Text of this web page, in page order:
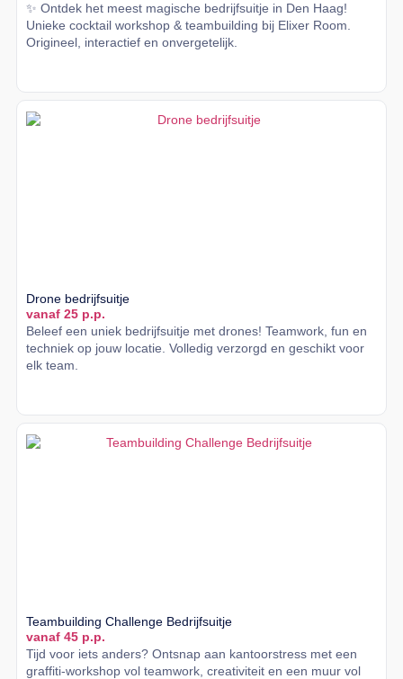
✨ Ontdek het meest magische bedrijfsuitje in Den Haag!
Unieke cocktail workshop & teambuilding bij Elixer Room.
Origineel, interactief en onvergetelijk.
Drone bedrijfsuitje
vanaf 25 p.p.
Beleef een uniek bedrijfsuitje met drones! Teamwork, fun en
techniek op jouw locatie. Volledig verzorgd en geschikt voor
elk team.
Teambuilding Challenge Bedrijfsuitje
vanaf 45 p.p.
Tijd voor iets anders? Ontsnap aan kantoorstress met een
graffiti-workshop vol teamwork, creativiteit en een muur vol